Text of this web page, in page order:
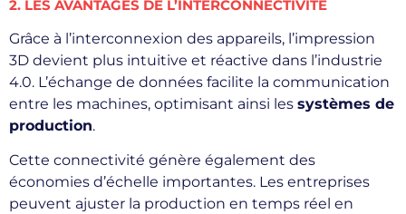
2. LES AVANTAGES DE L’INTERCONNECTIVITÉ
Grâce à l’interconnexion des appareils, l’impression
3D devient plus intuitive et réactive dans l’industrie
4.0. L’échange de données facilite la communication
entre les machines, optimisant ainsi les systèmes de
production.
Cette connectivité génère également des
économies d’échelle importantes. Les entreprises
peuvent ajuster la production en temps réel en